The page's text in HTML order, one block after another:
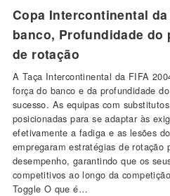
Copa Intercontinental
banco, Profundidade do
de rotação
A Taça Intercontinental da FIFA
força do banco e da profundidade
sucesso. As equipas com
posicionadas para se adaptar às
efetivamente a fadiga e as lesões
empregaram estratégias de rotação
desempenho, garantindo que os
competitivos ao longo da
Toggle O que é…